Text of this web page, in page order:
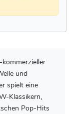
und
spielt eine
Klassikern,
Pop-Hits